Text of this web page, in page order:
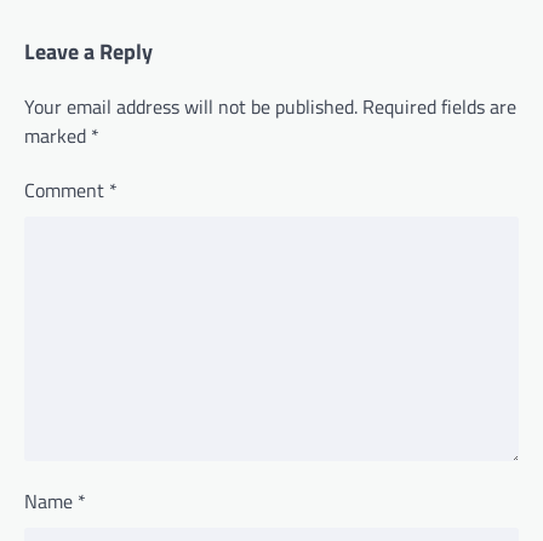
Leave a Reply
Your email address will not be published. Required fields are
marked *
Comment *
Name *